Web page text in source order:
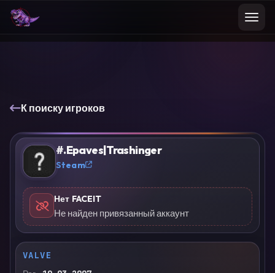
К поиску игроков
? #.Epaves|Trashinger
Steam
Нет FACEIT
Не найден привязанный аккаунт
VALVE